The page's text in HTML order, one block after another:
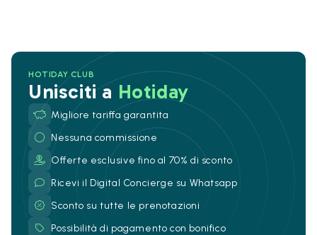
HOTIDAY CLUB
Unisciti a Hotiday
Migliore tariffa garantita
Nessuna commissione
Offerte esclusive fino al 70% di sconto
Ricevi il Digital Concierge su Whatsapp
Sconto su tutte le prenotazioni
Possibilità di pagamento con bonifico